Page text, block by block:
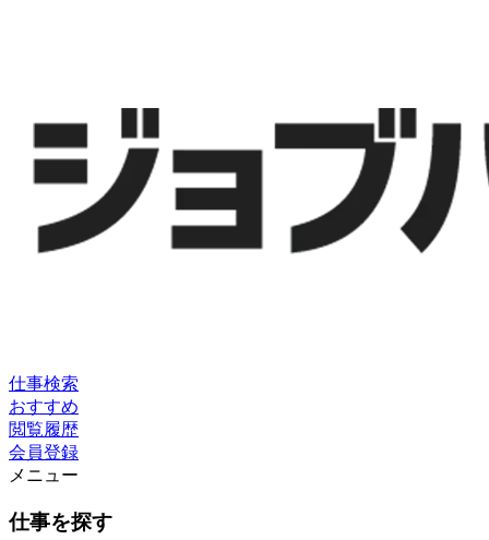
仕事検索
おすすめ
閲覧履歴
会員登録
メニュー
仕事を探す